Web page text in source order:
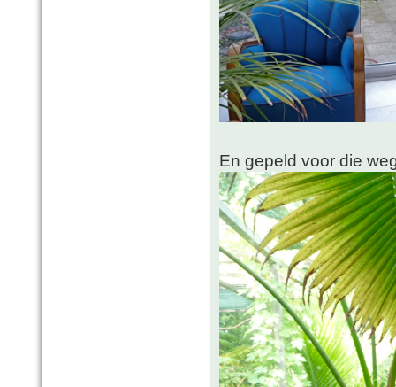
En gepeld voor die